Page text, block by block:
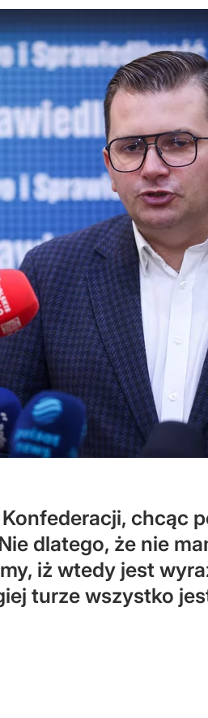
chcąc
dlatego, że nie
iż wtedy jest
turze wszystko